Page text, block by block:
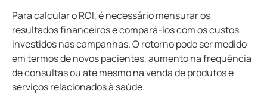
Para calcular o ROI, é necessário mensurar os
resultados financeiros e compará-los com os custos
investidos nas campanhas. O retorno pode ser medido
em termos de novos pacientes, aumento na frequência
de consultas ou até mesmo na venda de produtos e
serviços relacionados à saúde.